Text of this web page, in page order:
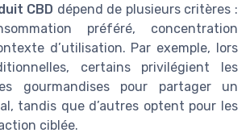
CBD dépend de plusieurs critères :
préféré, concentration
d’utilisation. Par exemple, lors
certains privilégient les
gourmandises pour partager un
tandis que d’autres optent pour les
ciblée.